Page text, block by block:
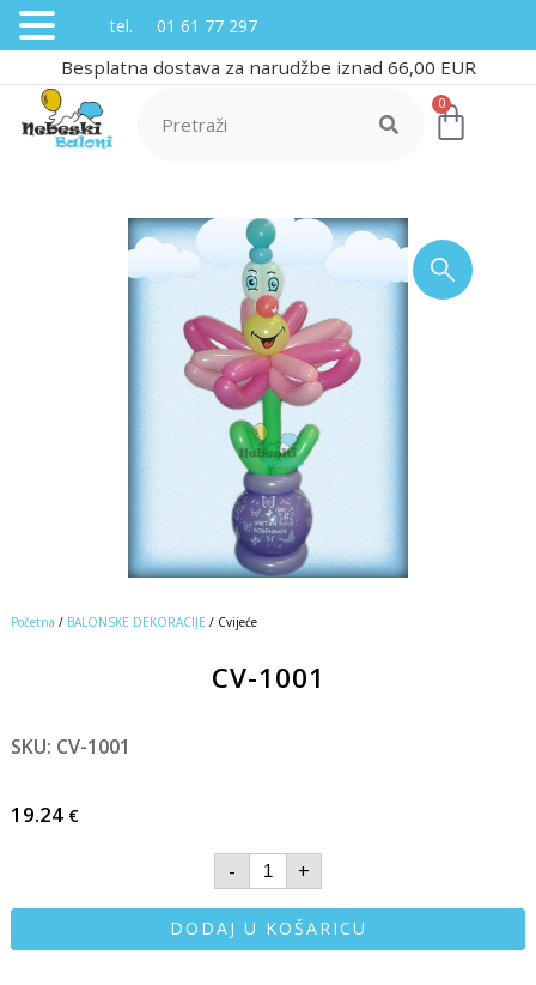
Besplatna dostava za narudžbe iznad 66,00 EUR
0
Početna / BALONSKE DEKORACIJE / Cvijeće
CV-1001
SKU: CV-1001
19.24 €
- +
DODAJ U KOŠARICU
tel. 01 61 77 297